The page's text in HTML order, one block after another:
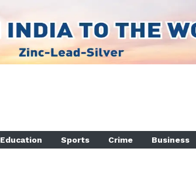
Education Sports Crime Business